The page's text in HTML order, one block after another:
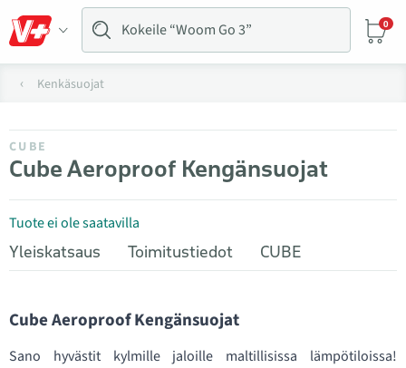
0
Kenkäsuojat
CUBE
Cube Aeroproof Kengänsuojat
Tuote ei ole saatavilla
Yleiskatsaus
Toimitustiedot CUBE
Cube Aeroproof Kengänsuojat
Sano hyvästit kylmille jaloille maltillisissa lämpötiloissa!